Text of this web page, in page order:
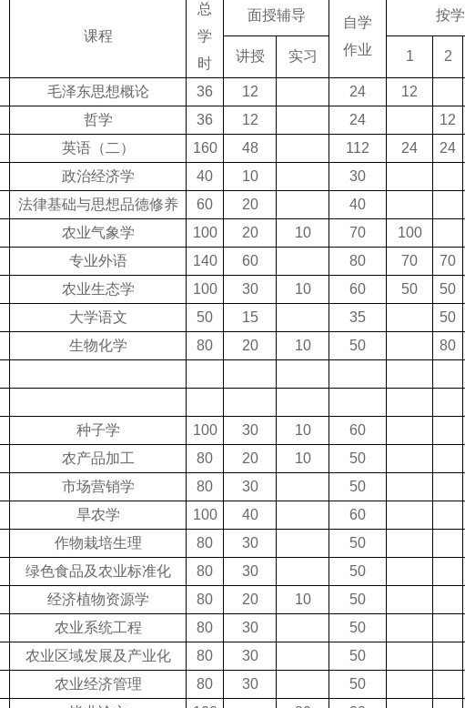
课程
总
学
时
面授辅导
自学
作业
按
讲授
实习 1 2
毛泽东思想概论 36 12 24
12
哲学
36 12 24
12
英语（二）
160 48 112 24
24
政治经济学
40 10 30
法律基础与思想品德修养
60 20 40
农业气象学 100 20 10 70
100
专业外语
140 60 80 70
70
农业生态学
100 30 10 60 50
50
大学语文
50 15 35
50
生物化学
80 20 10 50 80
种子学 100 30 10 60
农产品加工
80 20 10 50
市场营销学
80 30 50
旱农学
100 40 60
作物栽培生理
80 30 50
绿色食品及农业标准化
80 30 50
经济植物资源学
80 20 10 50
农业系统工程
80 30 50
农业区域发展及产业化
80 30 50
农业经济管理
80 30 50